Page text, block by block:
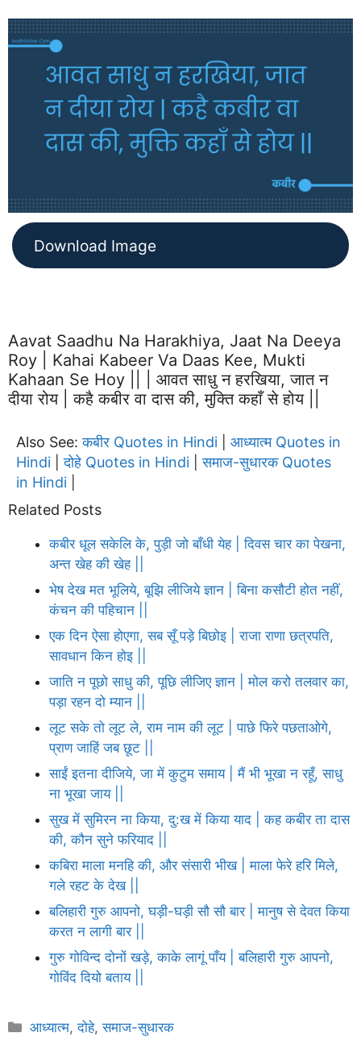
Download Image
Aavat Saadhu Na Harakhiya, Jaat Na Deeya
Roy | Kahai Kabeer Va Daas Kee, Mukti
Kahaan Se Hoy || | आवत साधु न हरखिया, जात न
दीया रोय | कहै कबीर वा दास की, मुक्ति कहाँ से होय ||
Also See:कबीर Quotes in Hindi
आध्यात्म Quotes in
Hindi |दोहे Quotes in Hindi |समाज-सुधारक Quotes
in Hindi
Related Posts
कबीर धूल सकेलि के, पुड़ी जो बाँधी येह | दिवस चार का पेखना,
अन्त खेह की खेह ||
भेष देख मत भूलिये, बूझि लीजिये ज्ञान | बिना कसौटी होत नहीं,
कंचन की पहिचान ||
एक दिन ऐसा होएगा, सब सूँ पड़े बिछोइ | राजा राणा छत्रपति,
सावधान किन होइ ||
जाति न पूछो साधु की, पूछि लीजिए ज्ञान | मोल करो तलवार का,
पड़ा रहन दो म्यान ||
लूट सके तो लूट ले, राम नाम की लूट | पाछे फिरे पछताओगे,
प्राण जाहिं जब छूट ||
साईं इतना दीजिये, जा में कुटुम समाय | मैं भी भूखा न रहूँ, साधु
ना भूखा जाय ||
सुख में सुमिरन ना किया, दु:ख में किया याद | कह कबीर ता दास
की, कौन सुने फरियाद ||
कबिरा माला मनहि की, और संसारी भीख | माला फेरे हरि मिले,
गले रहट के देख ||
बलिहारी गुरु आपनो, घड़ी-घड़ी सौ सौ बार | मानुष से देवत किया
करत न लागी बार ||
गुरु गोविन्द दोनों खड़े, काके लागूं पाँय | बलिहारी गुरु आपनो,
गोविंद दियो बताय ||
Categories
आध्यात्म,दोहे,समाज-सुधारक